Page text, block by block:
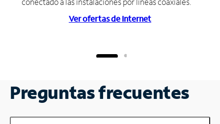
Ver ofertas de Internet
Preguntas frecuentes